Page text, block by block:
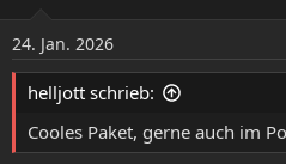
n
e
n
24. Jan. 2026
helljott schrieb:
Cooles Paket, gerne auch im